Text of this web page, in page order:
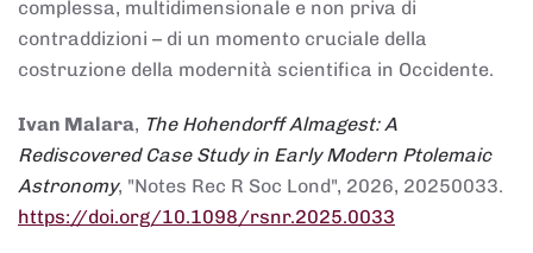
complessa, multidimensionale e non priva di
contraddizioni – di un momento cruciale della
costruzione della modernità scientifica in Occidente.
Ivan Malara, The Hohendorff Almagest: A
Rediscovered Case Study in Early Modern Ptolemaic
Astronomy, "Notes Rec R Soc Lond", 2026, 20250033.
https://doi.org/10.1098/rsnr.2025.0033